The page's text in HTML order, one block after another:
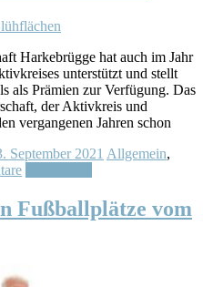
Harkebrügge hat auch im Jahr
unterstützt und stellt
als Prämien zur Verfügung. Das
der Aktivkreis und
vergangenen Jahren schon
September 2021 Allgemein,
Fußballplätze vom